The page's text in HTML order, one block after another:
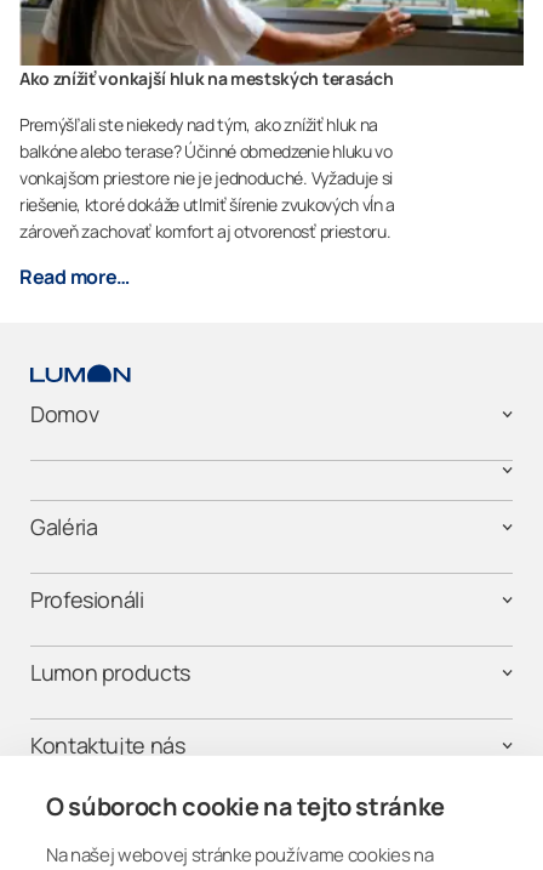
O súboroch cookie na tejto stránke
Na našej webovej stránke používame cookies na
Ako znížiť vonkajší hluk na mestských terasách
Premýšľali ste niekedy nad tým, ako znížiť hluk na
balkóne alebo terase? Účinné obmedzenie hluku vo
vonkajšom priestore nie je jednoduché. Vyžaduje si
riešenie, ktoré dokáže utlmiť šírenie zvukových vĺn a
zároveň zachovať komfort aj otvorenosť priestoru.
Read more…
Domov
Galéria
Profesionáli
Lumon products
Kontaktujte nás
Buďme v spojení